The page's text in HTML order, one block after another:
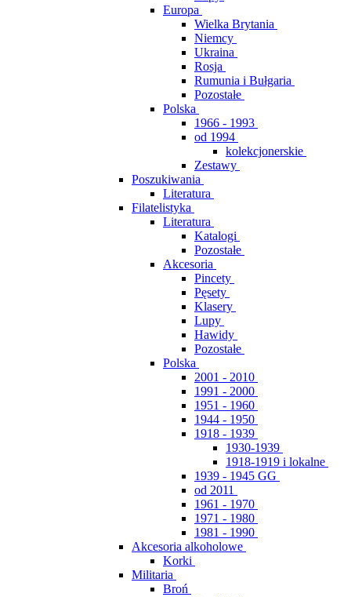
Europa
Wielka Brytania
Niemcy
Ukraina
Rosja
Rumunia i Bułgaria
Pozostałe
Polska
1966 - 1993
od 1994
kolekcjonerskie
Zestawy
Poszukiwania
Literatura
Filatelistyka
Literatura
Katalogi
Pozostałe
Akcesoria
Pincety
Pęsety
Klasery
Lupy
Hawidy
Pozostałe
Polska
2001 - 2010
1991 - 2000
1951 - 1960
1944 - 1950
1918 - 1939
1930-1939
1918-1919 i lokalne
1939 - 1945 GG
od 2011
1961 - 1970
1971 - 1980
1981 - 1990
Akcesoria alkoholowe
Korki
Militaria
Broń